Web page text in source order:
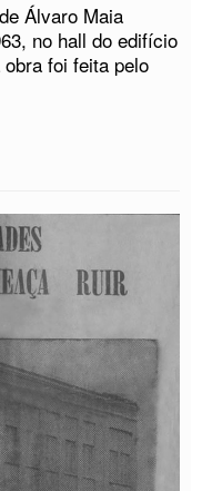
Álvaro Maia
no hall do edifício
foi feita pelo